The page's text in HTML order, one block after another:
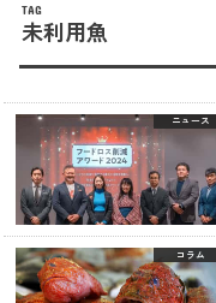
TAG
未利用魚
ニュース
コラム